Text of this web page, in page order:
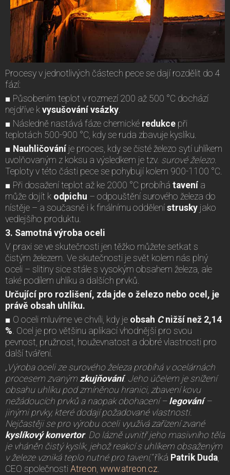
Procesy v jednotlivých částech pece se dají rozdělit do 4
fází:
■ Působením teplot v rozmezí 200 až 500 °C dochází
nejdříve k vysušování vsázky.
■ Následně nastává fáze chemické redukce při
teplotách 500-900 °C, kdy se ruda zbavuje kyslíku.
■ Nauhličování je proces, kdy se čisté železo sytí uhlíkem
uvolňovaným z koksu a výsledkem je tzv. surové železo.
Teploty v této části pece se pohybují kolem 900-1100 °C.
■ Při dosažení teplot až ke 2000 °C probíhá tavení a
může dojít k odpichu – odpouštění surového železa do
nístěje – a současně i k finálnímu oddělení strusky jako
vedlejšího produktu.
3. Samotná výroba oceli
V praxi se ve skutečnosti jen těžko můžete setkat s
čistým železem. Ve skutečnosti je svět kolem nás plný
oceli – slitiny sice stále s vysokým obsahem železa, ale
také podílem uhlíku a dalších prvků.
Určující pro rozlišení, zda jde o železo nebo ocel, je
právě obsah uhlíku.
■ O oceli mluvíme ve chvíli, kdy je obsah Cnižší než 2,14
%. Ocel je pro většinu aplikací vhodnější pro svou
pevnost, pružnost, houževnatost a dobré vlastnosti pro
další tváření.
„Výroba oceli ze surového železa probíhá v ocelárnách
procesem zvaným zkujňování. Jeho účelem je snížení
obsahu uhlíku pod zmíněnou hranici, zbavení kovu
nežádoucích prvků a naopak obohacení – legování–
jinými prvky, které dodají požadované vlastnosti.
Nejčastěji se pro výrobu oceli využívá zařízení zvané
kyslíkový konvertor. Do lázně uvnitř jeho masivního těla
je vháněn čistý kyslík, jehož reakcí s uhlíkem obsaženým
v železe vzniká teplo nutné pro tavení,“říká Patrik Duda,
CEO společnosti Atreon, www.atreon.cz.